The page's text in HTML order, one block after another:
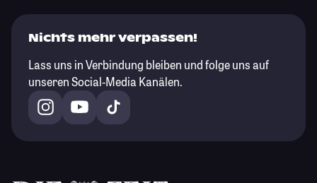
Nichts mehr verpassen!
Lass uns in Verbindung bleiben und folge uns auf
unseren Social-Media Kanälen.